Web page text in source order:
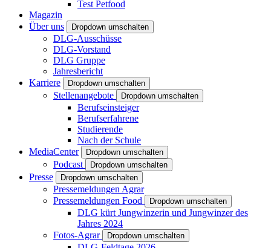
Test Petfood
Magazin
Über uns
Dropdown umschalten
DLG-Ausschüsse
DLG-Vorstand
DLG Gruppe
Jahresbericht
Karriere
Dropdown umschalten
Stellenangebote Dropdown umschalten
Berufseinsteiger
Berufserfahrene
Studierende
Nach der Schule
MediaCenter
Dropdown umschalten
Podcast Dropdown umschalten
Presse Dropdown umschalten
Pressemeldungen Agrar
Pressemeldungen Food
Dropdown umschalten
DLG kürt Jungwinzerin und Jungwinzer des
Jahres 2024
Fotos-Agrar
Dropdown umschalten